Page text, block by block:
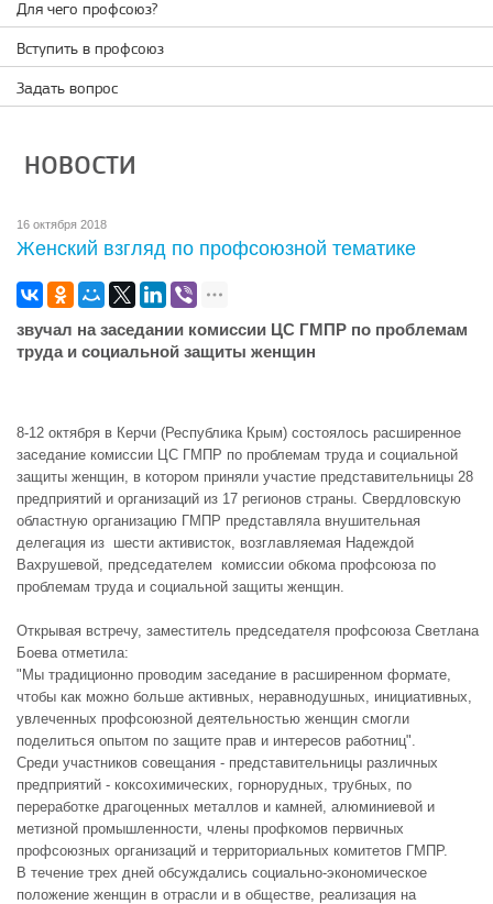
Для чего профсоюз?
Вступить в профсоюз
Задать вопрос
НОВОСТИ
16 октября 2018
Женский взгляд по профсоюзной тематике
звучал на заседании комиссии ЦС ГМПР по проблемам
труда и социальной защиты женщин
8-12 октября в Керчи (Республика Крым) состоялось расширенное
заседание комиссии ЦС ГМПР по проблемам труда и социальной
защиты женщин, в котором приняли участие представительницы 28
предприятий и организаций из 17 регионов страны. Свердловскую
областную организацию ГМПР представляла внушительная
делегация из шести активисток, возглавляемая Надеждой
Вахрушевой, председателем комиссии обкома профсоюза по
проблемам труда и социальной защиты женщин.
Открывая встречу, заместитель председателя профсоюза Светлана
Боева отметила:
"Мы традиционно проводим заседание в расширенном формате,
чтобы как можно больше активных, неравнодушных, инициативных,
увлеченных профсоюзной деятельностью женщин смогли
поделиться опытом по защите прав и интересов работниц".
Среди участников совещания - представительницы различных
предприятий - коксохимических, горнорудных, трубных, по
переработке драгоценных металлов и камней, алюминиевой и
метизной промышленности, члены профкомов первичных
профсоюзных организаций и территориальных комитетов ГМПР.
В течение трех дней обсуждались социально-экономическое
положение женщин в отрасли и в обществе, реализация на